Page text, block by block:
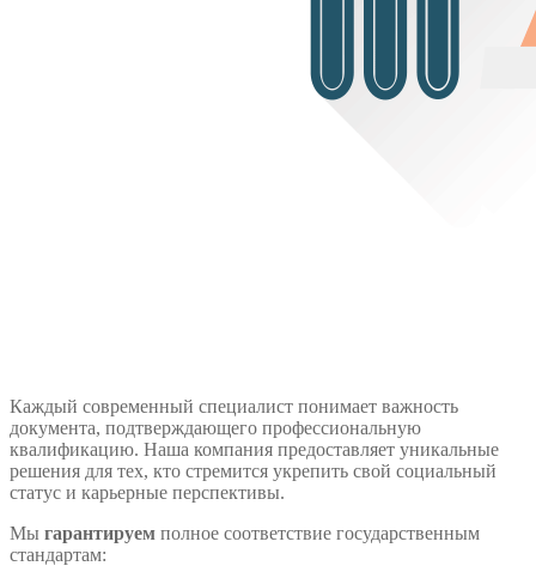
Каждый современный специалист понимает важность
документа, подтверждающего профессиональную
квалификацию. Наша компания предоставляет уникальные
решения для тех, кто стремится укрепить свой социальный
статус и карьерные перспективы.
Мы гарантируем полное соответствие государственным
стандартам: